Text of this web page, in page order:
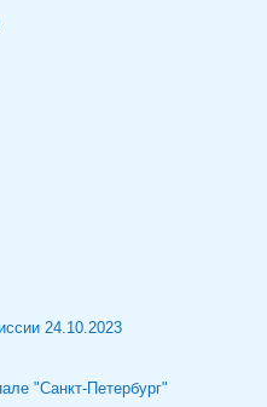
24.10.2023
"Санкт-Петербург"